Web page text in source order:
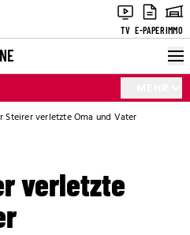
TV E-PAPERIMMO
Steirer verletzte Oma und Vater
verletzte